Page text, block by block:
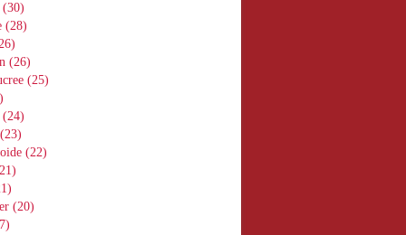
(30)
(28)
(26)
(25)
(24)
(23)
(22)
(20)